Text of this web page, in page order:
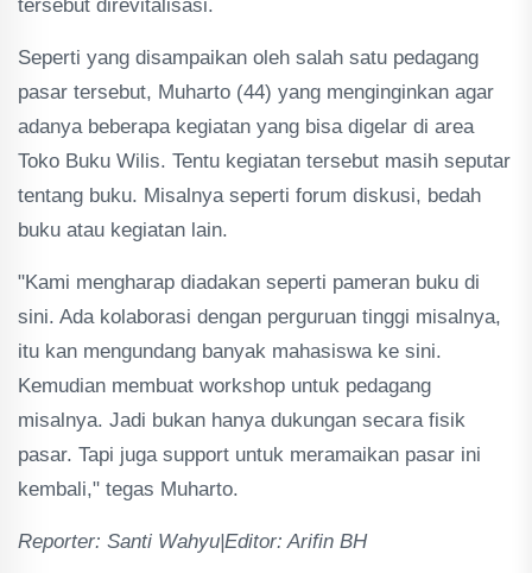
tersebut direvitalisasi.
Seperti yang disampaikan oleh salah satu pedagang
pasar tersebut, Muharto (44) yang menginginkan agar
adanya beberapa kegiatan yang bisa digelar di area
Toko Buku Wilis. Tentu kegiatan tersebut masih seputar
tentang buku. Misalnya seperti forum diskusi, bedah
buku atau kegiatan lain.
"Kami mengharap diadakan seperti pameran buku di
sini. Ada kolaborasi dengan perguruan tinggi misalnya,
itu kan mengundang banyak mahasiswa ke sini.
Kemudian membuat workshop untuk pedagang
misalnya. Jadi bukan hanya dukungan secara fisik
pasar. Tapi juga support untuk meramaikan pasar ini
kembali," tegas Muharto.
Reporter: Santi Wahyu|Editor: Arifin BH